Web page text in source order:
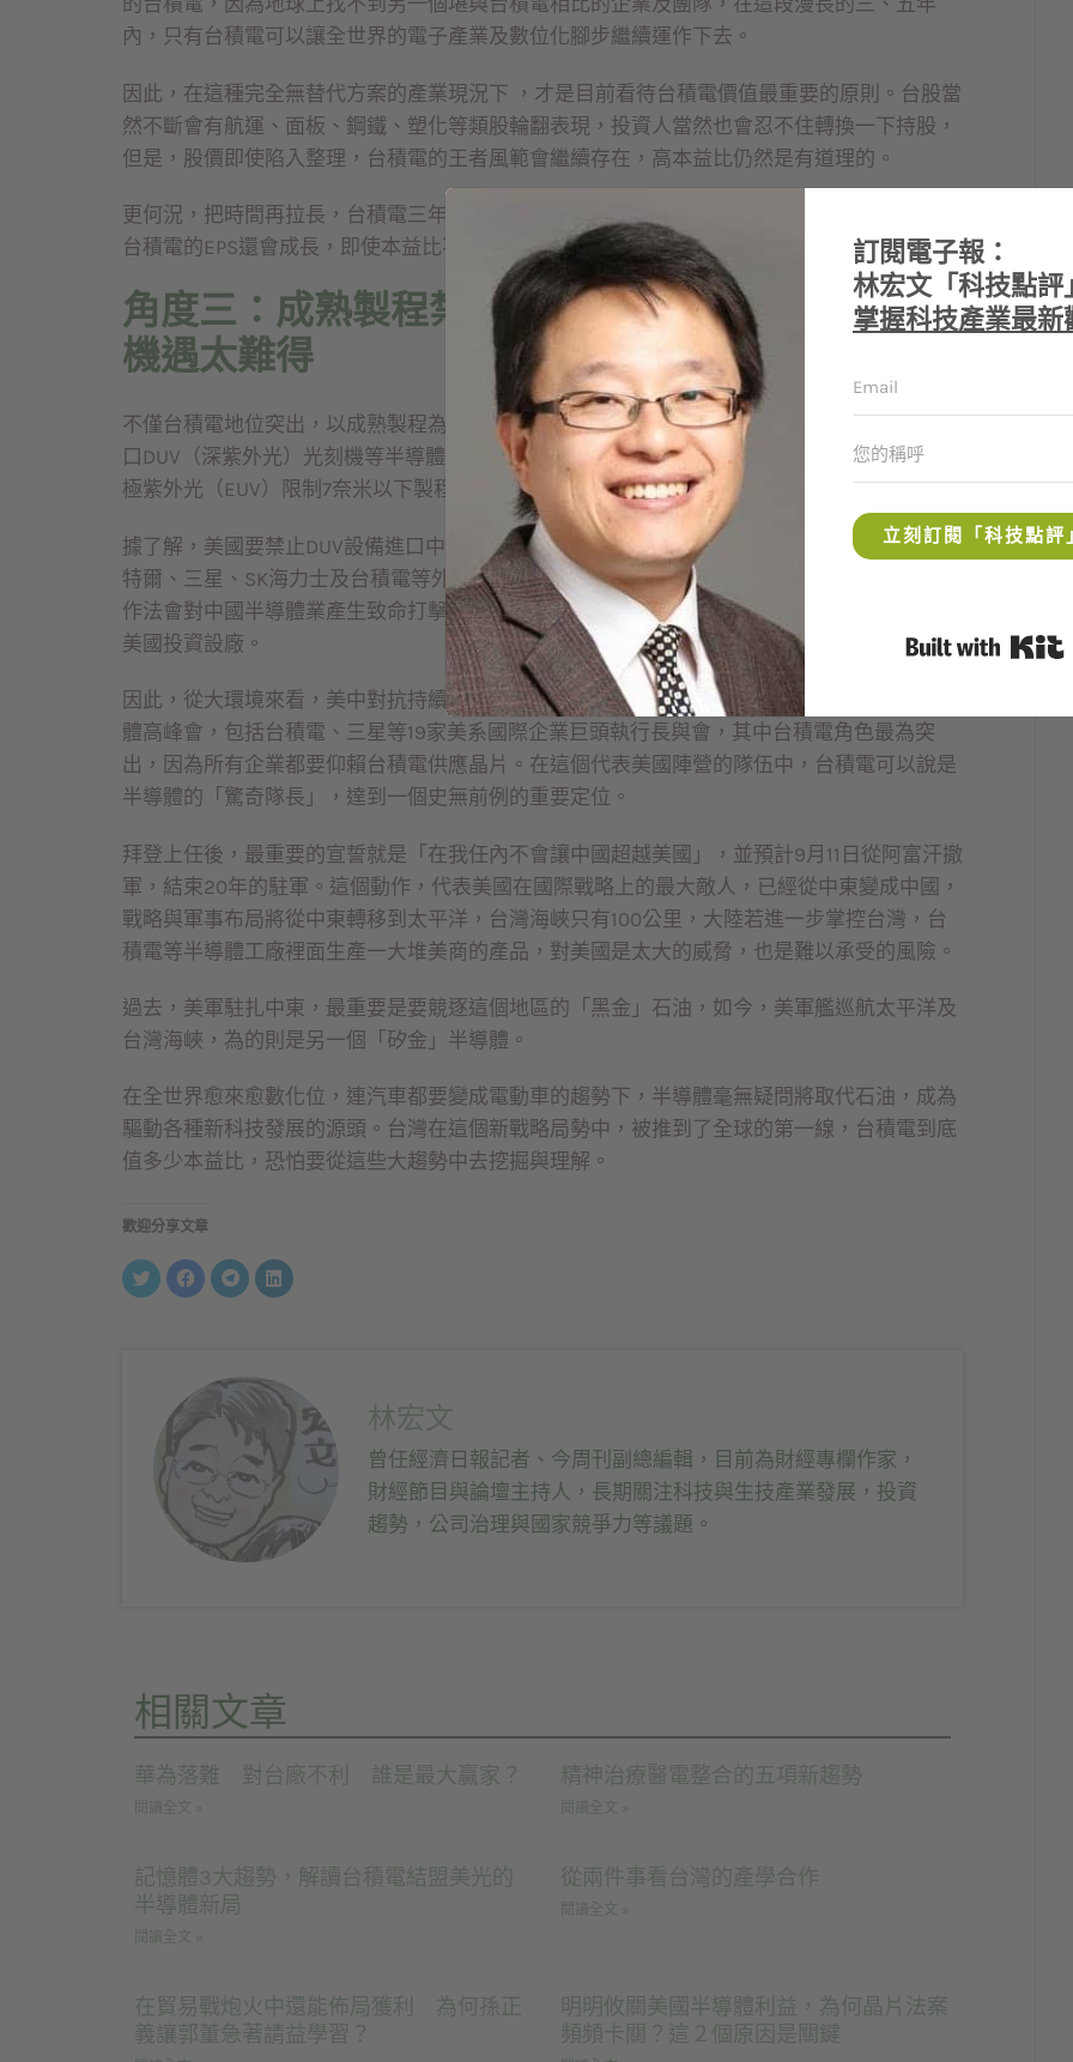
內，只有台積電可以讓全世界的電子產業及數位化腳步繼續運作下去。
因此，在這種完全無替代方案的產業現況下 ，才是目前看待台積電價值最重要的原則。台股當
然不斷會有航運、面板、鋼鐵、塑化等類股輪翻表現，投資人當然也會忍不住轉換一下持股，
但是，股價即使陷入整理，台積電的王者風範會繼續存在，高本益比仍然是有道理的。
更何況，把時間再拉長，台積電三年資本支出達1000億美元，代表未來還有很多訂單要滿足，
台積電的EPS還會成長，即使本益比不拉高，EPS的增加也會推動股價成長。
角度三：成熟製程禁運中國 從黑金到矽金的歷史
機遇太難得
不僅台積電地位突出，以成熟製程為主的聯電重要性也在增加。15日傳出美國將禁止向中國出
口DUV（深紫外光）光刻機等半導體設備，這項禁令將嚴重影響大陸發展28奈米製程，比先前
極紫外光（EUV）限制7奈米以下製程更加嚴苛，對全球半導體產業生態又是一大衝擊。
據了解，美國要禁止DUV設備進口中國，已不僅限於中芯等大陸企業，甚至還要擴大到包括英
特爾、三星、SK海力士及台積電等外商在大陸的生產基地，這等於是對中國的全面封鎖，這項
作法會對中國半導體業產生致命打擊，也是對大陸世界工廠的一大抑制，逼著各國廠商都要到
美國投資設廠。
因此，從大環境來看，美中對抗持續升高，已將台積電推向另一個高峰。拜登日前召開的半導
體高峰會，包括台積電、三星等19家美系國際企業巨頭執行長與會，其中台積電角色最為突
出，因為所有企業都要仰賴台積電供應晶片。在這個代表美國陣營的隊伍中，台積電可以說是
半導體的「驚奇隊長」，達到一個史無前例的重要定位。
拜登上任後，最重要的宣誓就是「在我任內不會讓中國超越美國」，並預計9月11日從阿富汗撤
軍，結束20年的駐軍。這個動作，代表美國在國際戰略上的最大敵人，已經從中東變成中國，
戰略與軍事布局將從中東轉移到太平洋，台灣海峽只有100公里，大陸若進一步掌控台灣，台
積電等半導體工廠裡面生產一大堆美商的產品，對美國是太大的威脅，也是難以承受的風險。
過去，美軍駐扎中東，最重要是要競逐這個地區的「黑金」石油，如今，美軍艦巡航太平洋及
台灣海峽，為的則是另一個「矽金」半導體。
在全世界愈來愈數化位，連汽車都要變成電動車的趨勢下，半導體毫無疑問將取代石油，成為
驅動各種新科技發展的源頭。台灣在這個新戰略局勢中，被推到了全球的第一線，台積電到底
值多少本益比，恐怕要從這些大趨勢中去挖掘與理解。
歡迎分享文章
分
享
按
一
Facebook(在
新
窗
開
啟)
按
一
Telegram(在
新
中
開
啟)
分
享
開
啟) 林宏文
曾任經濟日報記者、今周刊副總編輯，目前為財經專欄作家，
財經節目與論壇主持人，長期關注科技與生技產業發展，投資
趨勢，公司治理與國家競爭力等議題。
相關文章
華為落難 對台廠不利 誰是最大贏家？
閱讀全文 »
精神治療醫電整合的五項新趨勢
閱讀全文 »
記憶體3大趨勢，解讀台積電結盟美光的
半導體新局
閱讀全文 »
從兩件事看台灣的產學合作
閱讀全文 »
在貿易戰炮火中還能佈局獲利 為何孫正
義讓郭董急著請益學習？
明明攸關美國半導體利益，為何晶片法案
頻頻卡關？這２個原因是關鍵
訂閱電子報：
林宏文「科技點評
掌握科技產業最新
立刻訂閱「科技點評